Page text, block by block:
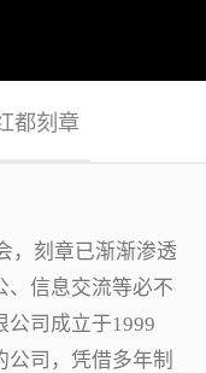
都刻章
，刻章已渐渐渗透
、信息交流等必不
公司成立于1999
司，凭借多年制